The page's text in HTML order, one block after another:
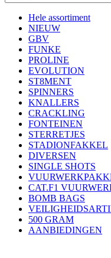
Hele assortiment
NIEUW
GBV
FUNKE
PROLINE
EVOLUTION
ST8MENT
SPINNERS
KNALLERS
CRACKLING
FONTEINEN
STERRETJES
STADIONFAKKEL
DIVERSEN
SINGLE SHOTS
CAT.F1
BOMB BAGS
500 GRAM
AANBIEDINGEN